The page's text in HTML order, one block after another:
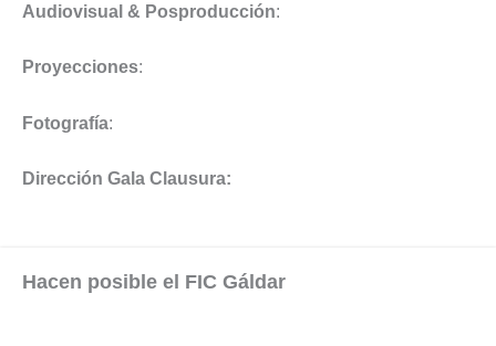
Audiovisual & Posproducción:
Proyecciones:
Fotografía:
Dirección Gala Clausura:
Hacen posible el FIC Gáldar